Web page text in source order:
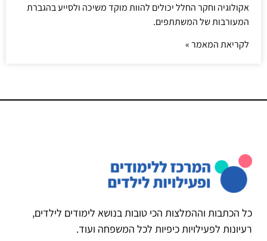
אקולוגיה וחקר החלל יכולים להוות מוקד משיכה ולסייע בהגברת
המעורבות של המשתתפים.
לקריאת המאמר »
כל הכתבות וההמלצות הכי טובות בנושא לימודים לילדים,
רעיונות לפעילויות כיפיות לכל המשפחה ועוד.